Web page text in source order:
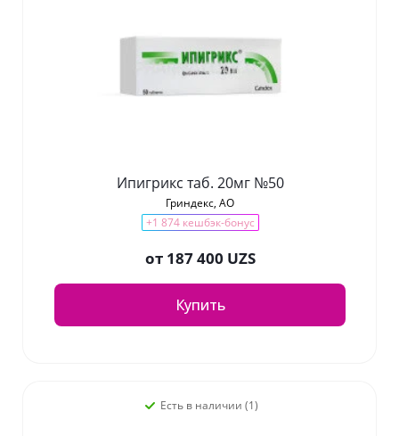
Ипигрикс таб. 20мг №50
Гриндекс, АО
+1 874 кешбэк-бонус
от 187 400 UZS
Купить
Есть в наличии (1)